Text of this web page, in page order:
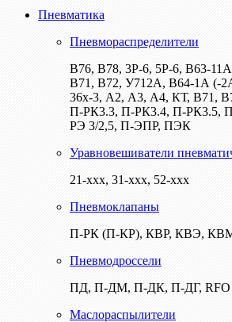
Пневматика
Пневмораспределители
В76, В78, 3Р-6, 5Р-6, В63-
В71, В72, У712А, В64-1А (-
36х-3, А2, А3, А4, КТ, В71,
П-РК3.3, П-РК3.4, П-РК3.5,
РЭ 3/2,5, П-ЭПР, ПЭК
Уравновешиватели
21-ххх, 31-ххх, 52-ххх
Пневмоклапаны
П-РК (П-КР), КВР, КВЭ,
Пневмодроссели
ПД, П-ДМ, П-ДК, П-ДГ, RFO
Маслораспылители